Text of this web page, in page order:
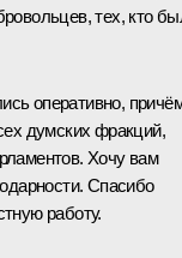
тех, кто
оперативно,
думских фракций,
Хочу вам
Спасибо
работу.